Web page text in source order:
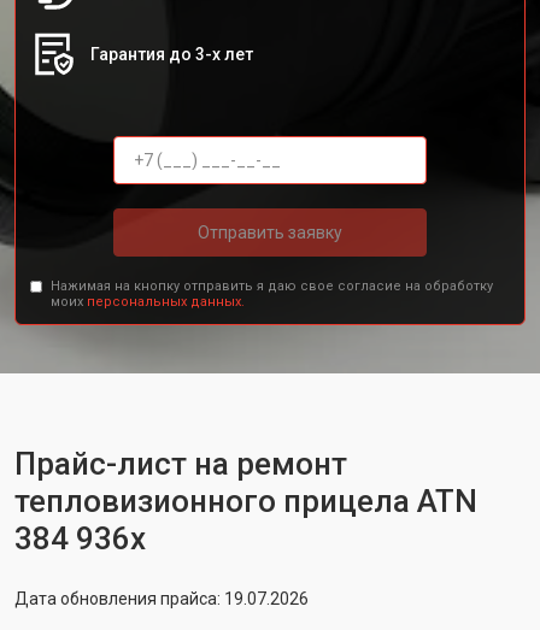
Гарантия до 3-х лет
Отправить заявку
Нажимая на кнопку отправить я даю свое согласие на обработку
моих персональных данных.
Прайс-лист на ремонт
тепловизионного прицела ATN
384 936x
Дата обновления прайса: 19.07.2026